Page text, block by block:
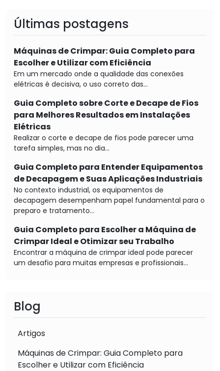
Últimas postagens
Máquinas de Crimpar: Guia Completo para
Escolher e Utilizar com Eficiência
Em um mercado onde a qualidade das conexões
elétricas é decisiva, o uso correto das...
Guia Completo sobre Corte e Decape de Fios
para Melhores Resultados em Instalações
Elétricas
Realizar o corte e decape de fios pode parecer uma
tarefa simples, mas no dia...
Guia Completo para Entender Equipamentos
de Decapagem e Suas Aplicações Industriais
No contexto industrial, os equipamentos de
decapagem desempenham papel fundamental para o
preparo e tratamento...
Guia Completo para Escolher a Máquina de
Crimpar Ideal e Otimizar seu Trabalho
Encontrar a máquina de crimpar ideal pode parecer
um desafio para muitas empresas e profissionais...
Blog
Artigos
Máquinas de Crimpar: Guia Completo para
Escolher e Utilizar com Eficiência